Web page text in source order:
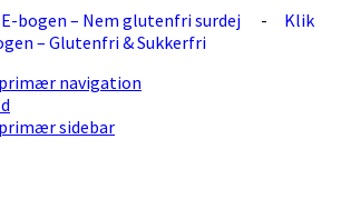
bogen – Nem glutenfri surdej - Klik
– Glutenfri & Sukkerfri
navigation
sidebar